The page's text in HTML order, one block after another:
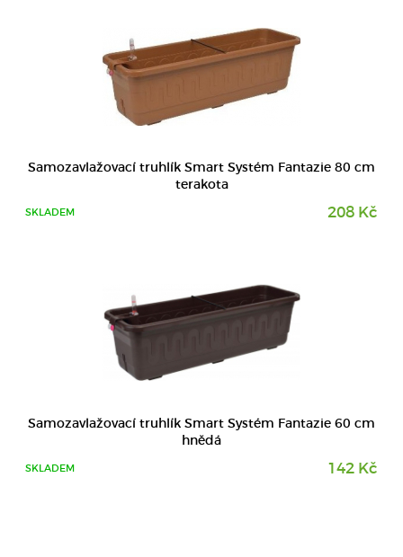
Samozavlažovací truhlík Smart Systém Fantazie 80 cm
terakota
SKLADEM 208 Kč
Samozavlažovací truhlík Smart Systém Fantazie 60 cm
hnědá
SKLADEM 142 Kč